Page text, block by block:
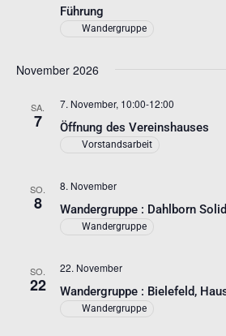
Führung
Wandergruppe
November 2026
SA.
7 Öffnung des Vereinshauses
7. November, 10:00-12:00
Vorstandsarbeit
SO.
8 Wandergruppe : Dahlborn
8. November
Wandergruppe
SO.
22 Wandergruppe : Bielefeld,
22. November
Wandergruppe